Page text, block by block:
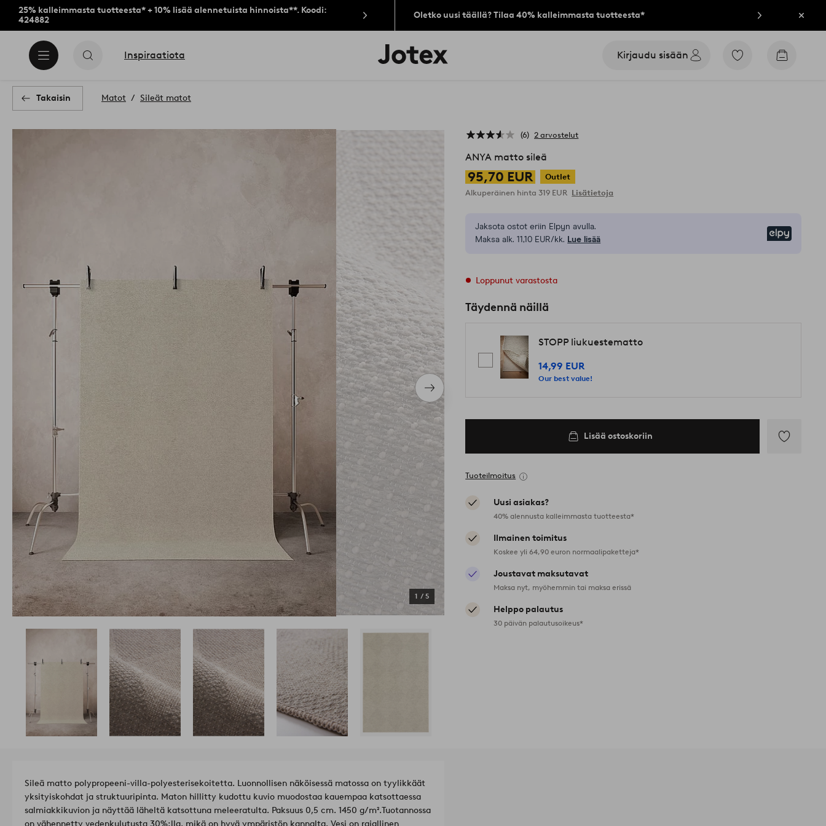
25% kalleimmasta tuotteesta* + 10% lisää alennetuista hinnoista**. Koodi:
424882
Oletko uusi täällä? Tilaa 40% kalleimmasta tuotteesta* Sulje
Inspiraatiota
Jotex-
logo
Kirjaudu sisään
Siirry
Siirry
Takaisin Matot Sileät matot
Seuraava
tuote
1 / 5
6 2 arvostelut
ANYA matto sileä
95,70 EUR
Outlet
Alkuperäinen hinta319 EUR Lisätietoja
Jaksota ostot eriin Elpyn avulla.
Maksa alk. 11,10 EUR/kk. Lue lisää
Loppunut varastosta
Täydennä näillä
STOPP liukuestematto
14,99 EUR
Our best value!
Lisää ostoskoriin
Tuoteilmoitus
Uusi asiakas?
40% alennusta kalleimmasta tuotteesta*
Ilmainen toimitus
Koskee yli 64,90 euron normaalipaketteja*
Joustavat maksutavat
Maksa nyt, myöhemmin tai maksa erissä
Helppo palautus
30 päivän palautusoikeus*
Sileä matto polypropeeni-villa-polyesterisekoitetta. Luonnollisen näköisessä matossa on tyylikkäät
yksityiskohdat ja struktuuripinta. Maton hillitty kudottu kuvio muodostaa kauempaa katsottaessa
salmiakkikuvion ja näyttää läheltä katsottuna meleeratulta. Paksuus 0,5 cm. 1450 g/m².Tuotannossa
on vähennetty vedenkulutusta 30%:lla, mikä on hyvä ympäristön kannalta. Vesi on rajallinen